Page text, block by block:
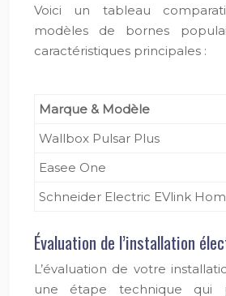
Voici un tableau
modèles de bornes
caractéristiques principales :
Marque & Modèle
Wallbox Pulsar Plus
Easee One
Schneider Electric EVlink
Évaluation de l’installation
L’évaluation de votre
une étape technique qui